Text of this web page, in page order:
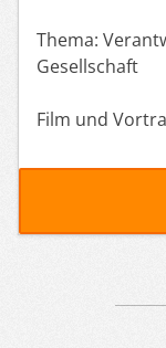
Thema:
Gesellschaft
Film und